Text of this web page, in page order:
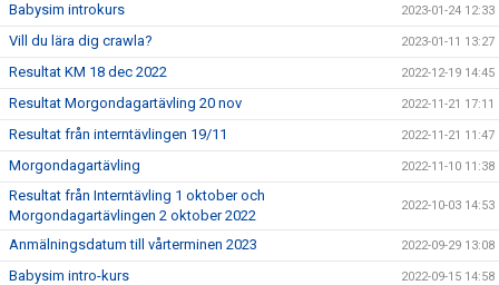
Babysim introkurs 2023-01-24 12:33
Vill du lära dig crawla? 2023-01-11 13:27
Resultat KM 18 dec 2022 2022-12-19 14:45
Resultat Morgondagartävling 20 nov 2022-11-21 17:11
Resultat från interntävlingen 19/11 2022-11-21 11:47
Morgondagartävling 2022-11-10 11:38
Resultat från Interntävling 1 oktober och
Morgondagartävlingen 2 oktober 2022
2022-10-03 14:53
Anmälningsdatum till vårterminen 2023 2022-09-29 13:08
Babysim intro-kurs 2022-09-15 14:58